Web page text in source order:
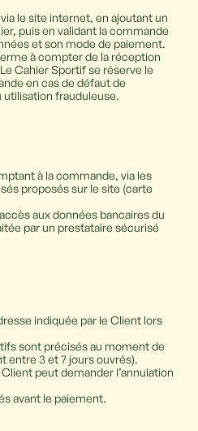
le site internet, en ajoutant un
puis en validant la commande
et son mode de paiement.
à compter de la réception
Cahier Sportif se réserve le
en cas de défaut de
frauduleuse.
à la commande, via les
proposés sur le site (carte
aux données bancaires du
par un prestataire sécurisé
indiquée par le Client lors
sont précisés au moment de
entre 3 et 7 jours ouvrés).
peut demander l’annulation
avant le paiement.